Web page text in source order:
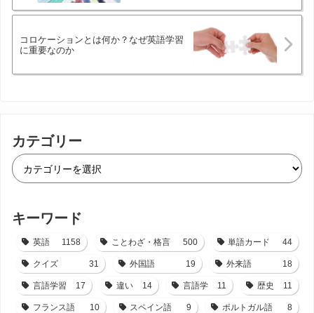
コロケーションとは何か？なぜ英語学習
に重要なのか
カテゴリー
キーワード
英語 1158 ことわざ・格言 500 単語カード 44
クイズ 31 外国語 19 外来語 18
言語学習 17 違い 14 言語学 11 歴史 11
フランス語 10 スペイン語 9 ポルトガル語 8